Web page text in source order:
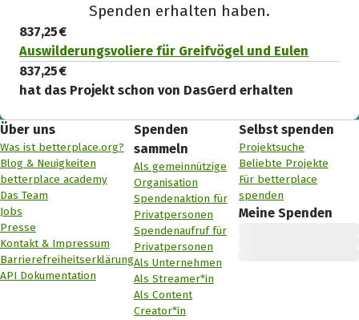
Spenden erhalten haben.
837,25 €
Auswilderungsvoliere für Greifvögel und Eulen
837,25 €
hat das Projekt schon von DasGerd erhalten
Über uns
Was ist betterplace.org?
Blog & Neuigkeiten
betterplace academy
Das Team
Jobs
Presse
Kontakt & Impressum
Barrierefreiheitserklärung
API Dokumentation
Spenden
sammeln
Als gemeinnützige
Organisation
Spendenaktion für
Privatpersonen
Spendenaufruf für
Privatpersonen
Als Unternehmen
Als Streamer*in
Als Content
Creator*in
Selbst spenden
Projektsuche
Beliebte Projekte
Für betterplace
spenden
Meine Spenden